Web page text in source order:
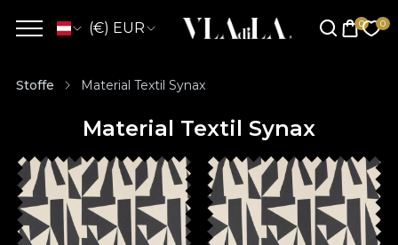
(€) EUR
Stoffe Material Textil Synax
Material Textil Synax